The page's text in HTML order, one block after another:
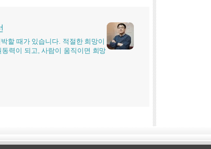
할 때가 있습니다. 적절한 희망이
력이 되고, 사람이 움직이면 희망